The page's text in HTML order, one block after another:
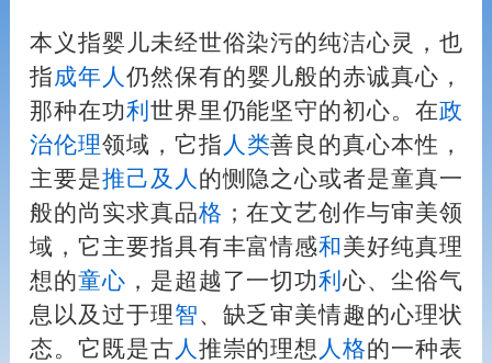
本义指婴儿未经世俗染污的纯洁心灵，也
指成年 人 仍然保有的婴儿般的赤诚真心，
那种在功利 世界里仍能坚守的初心。在政
治伦理领域，它指 人 类善良的真心本性，
主要是推己及 人 的恻隐之心或者是童真一
般的尚实求真品格 ；在文艺创作与审美领
域，它主要指具有丰富情感和 美好纯真理
想的童心 ，是超越了一切功利心、尘俗气
息以及过于理智、缺乏审美情趣的心理状
态。它既是古 人 推崇的理想 人格的一种表